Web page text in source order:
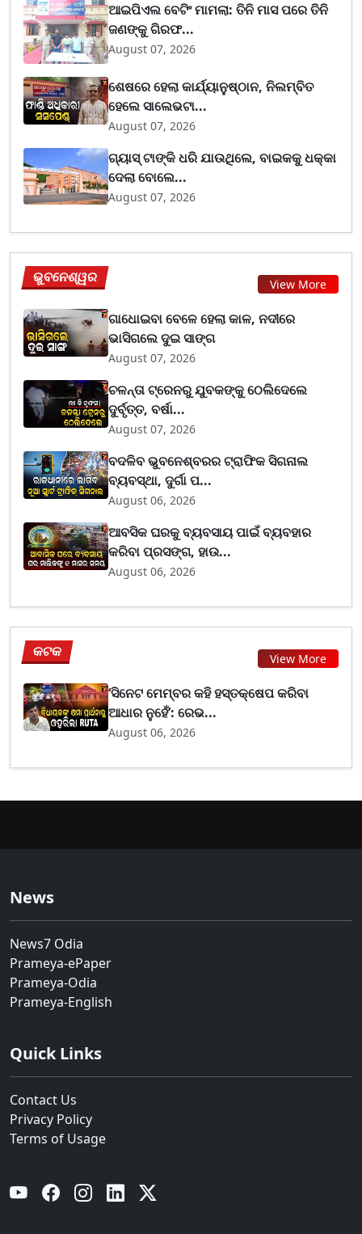
ଆଇପିଏଲ ବେଟିଂ ମାମଲା: ତିନି ମାସ ପରେ ତିନି
ଜଣଙ୍କୁ ଗିରଫ...
August 07, 2026
ଶେଷରେ ହେଲା କାର୍ଯ୍ୟାନୁଷ୍ଠାନ, ନିଲମ୍ବିତ
ହେଲେ ସାଲେଭଟା...
August 07, 2026
ଗ୍ୟାସ୍ ଟାଙ୍କି ଧରି ଯାଉଥିଲେ, ବାଇକକୁ ଧକ୍କା
ଦେଲା ବୋଲେ...
August 07, 2026
ଭୁବନେଶ୍ୱର View More
ଗାଧୋଇବା ବେଳେ ହେଲା କାଳ, ନଦୀରେ
ଭାସିଗଲେ ଦୁଇ ସାଙ୍ଗ
August 07, 2026
ଚଳନ୍ତା ଟ୍ରେନରୁ ଯୁବକଙ୍କୁ ଠେଲିଦେଲେ
ଦୁର୍ବୃତ୍ତ, ବର୍ଷା...
August 07, 2026
ବଦଳିବ ଭୁବନେଶ୍ବରର ଟ୍ରାଫିକ ସିଗନାଲ
ବ୍ୟବସ୍ଥା, ଦୁର୍ଗା ପ...
August 06, 2026
ଆବସିକ ଘରକୁ ବ୍ୟବସାୟ ପାଇଁ ବ୍ୟବହାର
କରିବା ପ୍ରସଙ୍ଗ, ହାଉ...
August 06, 2026
କଟକ View More
‘ସିନେଟ ମେମ୍ବର କହି ହସ୍ତକ୍ଷେପ କରିବା
ଆଧାର ନୁହେଁ’: ରେଭ...
August 06, 2026
News
News7 Odia
Prameya-ePaper
Prameya-Odia
Prameya-English
Quick Links
Contact Us
Privacy Policy
Terms of Usage
YouTube Facebook Instagram Linkedin